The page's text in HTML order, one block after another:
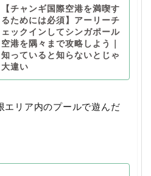
【チャンギ国際空港を満喫す
るためには必須】アーリーチ
ェックインしてシンガポール
空港を隅々まで攻略しよう｜
知っていると知らないとじゃ
大違い
エリア内のプールで遊んだ